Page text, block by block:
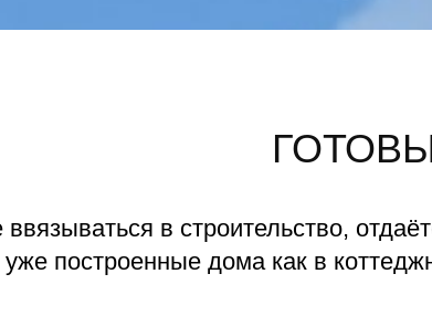
ввязываться в строительство,
уже построенные дома как в